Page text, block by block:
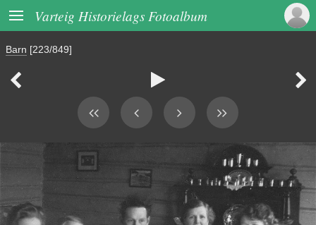
 Varteig Historielags Fotoalbum
Barn [223/849]
  